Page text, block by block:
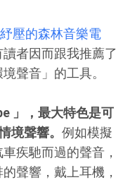
壓的森林音樂電
讀者因而跟我推薦了
聲音」的工具。
」，最大特色是可
境聲響。 例如模擬
疾馳而過的聲音，
聲響，戴上耳機，